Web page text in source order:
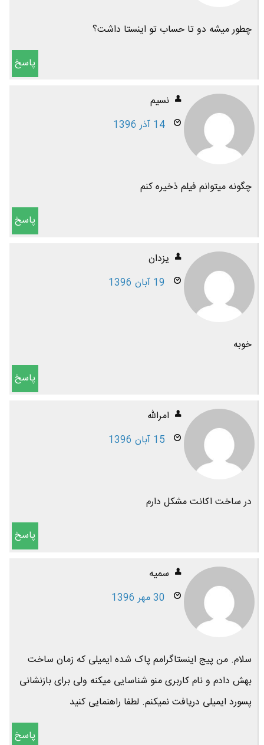
چطور میشه دو تا حساب تو اینستا داشت؟
پاسخ
نسیم
14 آذر 1396
چگونه میتوانم فیلم ذخیره کنم
پاسخ
یزدان
19 آبان 1396
خوبه
پاسخ
امرالله
15 آبان 1396
در ساخت اکانت مشکل دارم
پاسخ
سمیه
30 مهر 1396
سلام. من پیج اینستاگرامم پاک شده ایمیلی که زمان ساخت
بهش دادم و نام کاربری منو شناسایی میکنه ولی برای بازنشانی
پسورد ایمیلی دریافت نمیکنم. لطفا راهنمایی کنید
پاسخ